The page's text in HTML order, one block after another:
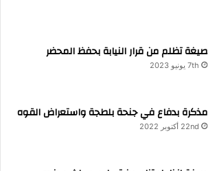
صيغة تظلم من قرار النيابة بحفظ المحضر
7th يونيو 2023
مذكرة بدفاع في جنحة بلطجة واستعراض القوه
22nd أكتوبر 2022